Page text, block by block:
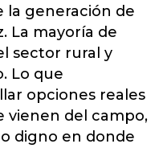
la generación de
La mayoría de
sector rural y
Lo que
opciones reales
vienen del campo,
digno en donde